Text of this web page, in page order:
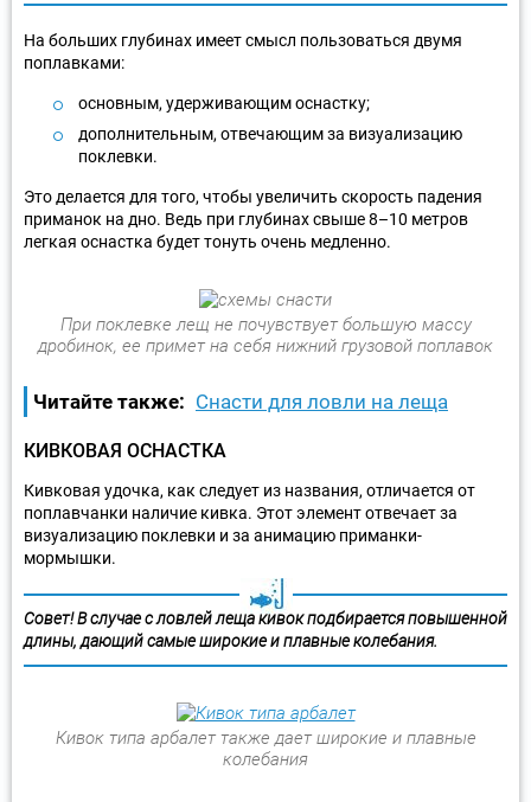
На больших глубинах имеет смысл пользоваться двумя
поплавками:
основным, удерживающим оснастку;
дополнительным, отвечающим за визуализацию
поклевки.
Это делается для того, чтобы увеличить скорость падения
приманок на дно. Ведь при глубинах свыше 8–10 метров
легкая оснастка будет тонуть очень медленно.
При поклевке лещ не почувствует большую массу
дробинок, ее примет на себя нижний грузовой поплавок
Читайте также: Снасти для ловли на леща
КИВКОВАЯ ОСНАСТКА
Кивковая удочка, как следует из названия, отличается от
поплавчанки наличие кивка. Этот элемент отвечает за
визуализацию поклевки и за анимацию приманки-
мормышки.
Совет! В случае с ловлей леща кивок подбирается повышенной
длины, дающий самые широкие и плавные колебания.
Кивок типа арбалет также дает широкие и плавные
колебания